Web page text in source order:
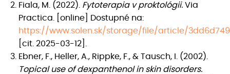
Fiala, M. (2022). Fytoterapia v proktológii. Via
Practica. [online] Dostupné na:
https://www.solen.sk/storage/file/article/
[cit. 2025-03-12].
Ebner, F., Heller, A., Rippke, F., & Tausch, I. (2002).
Topical use of dexpanthenol in skin disorders.